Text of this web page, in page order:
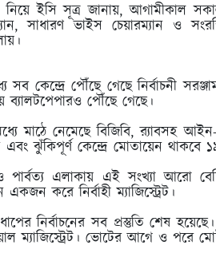
নিয়ে ইসি সূত্র জানায়, আগামীকাল
সাধারণ ভাইস চেয়ারম্যান ও
সব কেন্দ্রে পৌঁছে গেছে নির্বাচনী
ব্যালটপেপারও পৌঁছে গেছে।
মাঠে নেমেছে বিজিবি, র‍্যাবসহ
ঝুঁকিপূর্ণ কেন্দ্রে মোতায়েন থাকবে
পার্বত্য এলাকায় এই সংখ্যা আরো
একজন করে নির্বাহী ম্যাজিস্ট্রেট।
ধাপের নির্বাচনের সব প্রস্তুতি শেষ
ম্যাজিস্ট্রেট। ভোটের আগে ও পরে